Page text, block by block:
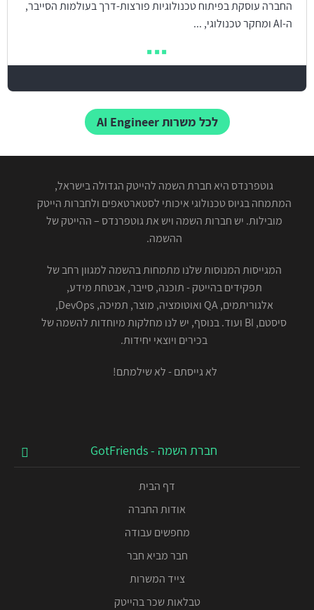
החברה עוסקת בפיתוח טכנולוגיות פורצות-דרך בעולמות הסייבר,
ה-AI ומחקר טכנולוגי, ...
לכל משרות AI Engineer
גוטפרנדס היא חברת השמה להייטק הגדולה בישראל,
המתמחה בגיוס טכנולוגי איכותי לסטארטאפים ולחברות הייטק
מובילות. יש חברות השמה ויש את גוטפרנדס – ההייטק של
ההשמה.
המגייסות המנוסות שלנו מתמחות בהשמה למגוון רחב של
תפקידים בהייטק - תוכנה, סייבר, אבטחת מידע,
אלגוריתמים, QA ואוטומציה, מוצר, תמיכה, DevOps,
סיסטם, BI ועוד. בנוסף, יש לנו מחלקות מיוחדות להשמה של
בכירים ויוצאי יחידות.
לא גייסתם - לא שילמתם!
חברת השמה - GotFriends
דף הבית
אודות החברה
מחפשים עבודה
חבר מביא חבר
צייד המשרות
טבלאות שכר בהייטק